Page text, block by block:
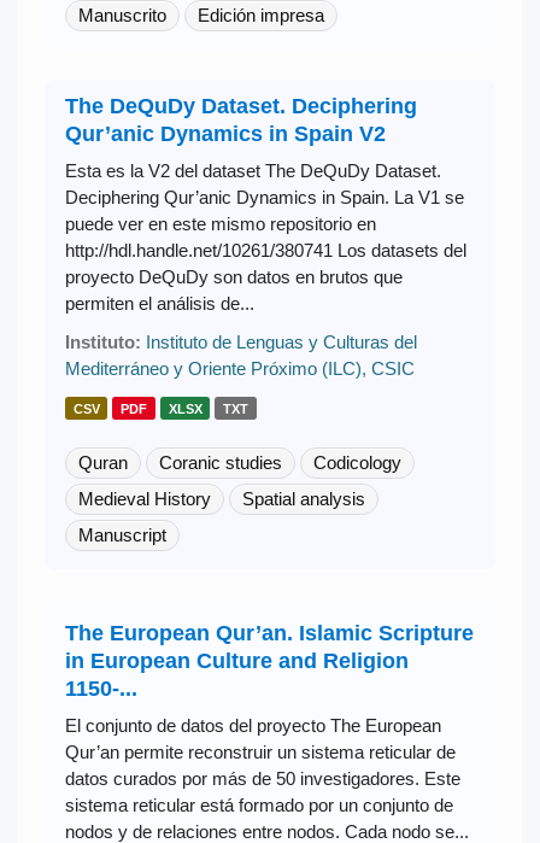
Manuscrito
Edición impresa
The DeQuDy Dataset. Deciphering
Qur’anic Dynamics in Spain V2
Esta es la V2 del dataset The DeQuDy Dataset.
Deciphering Qur’anic Dynamics in Spain. La V1 se
puede ver en este mismo repositorio en
http://hdl.handle.net/10261/380741 Los datasets del
proyecto DeQuDy son datos en brutos que
permiten el análisis de...
Instituto: Instituto de Lenguas y Culturas del
Mediterráneo y Oriente Próximo (ILC), CSIC
CSV PDF XLSX TXT
Quran Coranic studies
Codicology
Medieval History
Spatial analysis
Manuscript
The European Qur’an. Islamic Scripture
in European Culture and Religion
1150-...
El conjunto de datos del proyecto The European
Qur’an permite reconstruir un sistema reticular de
datos curados por más de 50 investigadores. Este
sistema reticular está formado por un conjunto de
nodos y de relaciones entre nodos. Cada nodo se...